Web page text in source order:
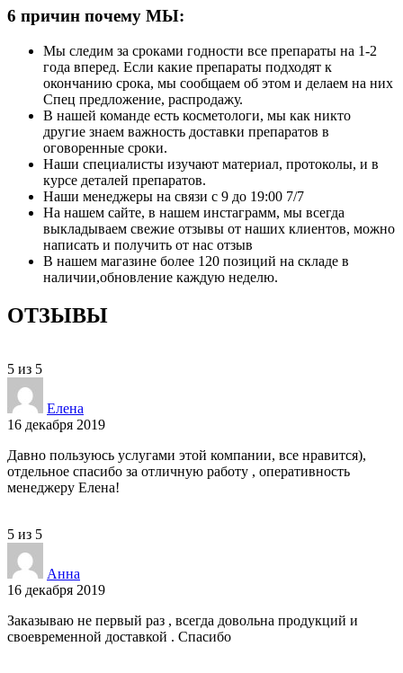
6 причин почему МЫ:
Мы следим за сроками годности все препараты на 1-2
года вперед. Если какие препараты подходят к
окончанию срока, мы сообщаем об этом и делаем на них
Спец предложение, распродажу.
В нашей команде есть косметологи, мы как никто
другие знаем важность доставки препаратов в
оговоренные сроки.
Наши специалисты изучают материал, протоколы, и в
курсе деталей препаратов.
Наши менеджеры на связи с 9 до 19:00 7/7
На нашем сайте, в нашем инстаграмм, мы всегда
выкладываем свежие отзывы от наших клиентов, можно
написать и получить от нас отзыв
В нашем магазине более 120 позиций на складе в
наличии,обновление каждую неделю.
ОТЗЫВЫ
5 из 5
Елена
16 декабря 2019
Давно пользуюсь услугами этой компании, все нравится),
отдельное спасибо за отличную работу , оперативность
менеджеру Елена!
5 из 5
Анна
16 декабря 2019
Заказываю не первый раз , всегда довольна продукций и
своевременной доставкой . Спасибо